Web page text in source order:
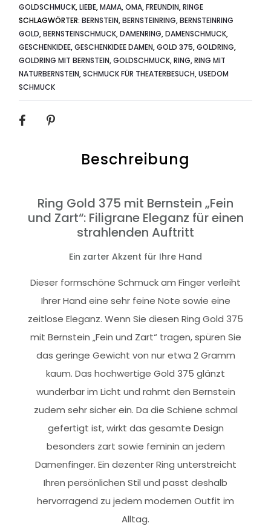
GOLDSCHMUCK,LIEBE,MAMA, OMA, FREUNDIN,RINGE
SCHLAGWÖRTER:BERNSTEIN,BERNSTEINRING,BERNSTEINRING
GOLD,BERNSTEINSCHMUCK,DAMENRING,DAMENSCHMUCK,
GESCHENKIDEE,GESCHENKIDEE DAMEN,GOLD 375,GOLDRING,
GOLDRING MIT BERNSTEIN,GOLDSCHMUCK,RING,RING MIT
NATURBERNSTEIN,SCHMUCK FÜR THEATERBESUCH,USEDOM
SCHMUCK
SHARE
Beschreibung
Ring Gold 375 mit Bernstein „Fein
und Zart“: Filigrane Eleganz für einen
strahlenden Auftritt
Ein zarter Akzent für Ihre Hand
Dieser formschöne Schmuck am Finger verleiht
Ihrer Hand eine sehr feine Note sowie eine
zeitlose Eleganz. Wenn Sie diesen Ring Gold 375
mit Bernstein „Fein und Zart“ tragen, spüren Sie
das geringe Gewicht von nur etwa 2 Gramm
kaum. Das hochwertige Gold 375 glänzt
wunderbar im Licht und rahmt den Bernstein
zudem sehr sicher ein. Da die Schiene schmal
gefertigt ist, wirkt das gesamte Design
besonders zart sowie feminin an jedem
Damenfinger. Ein dezenter Ring unterstreicht
Ihren persönlichen Stil und passt deshalb
hervorragend zu jedem modernen Outfit im
Alltag.